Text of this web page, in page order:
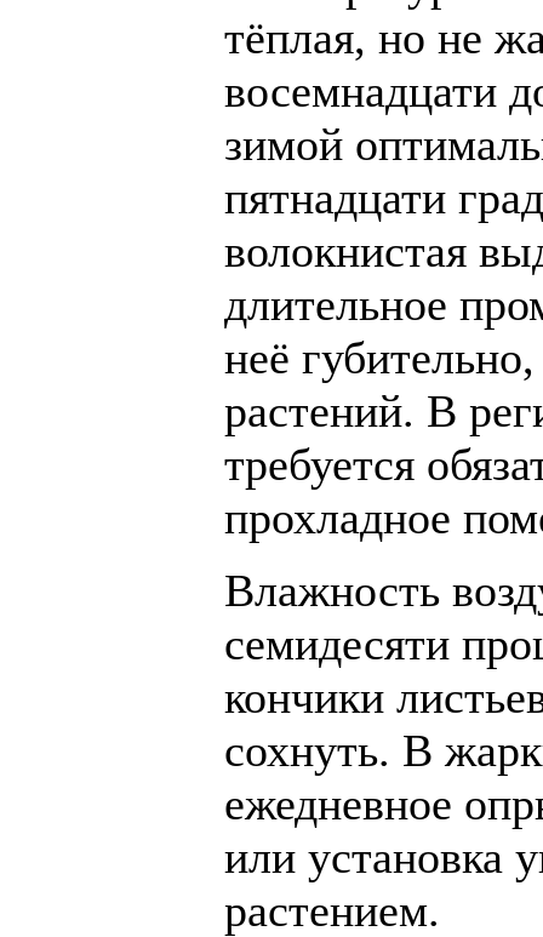
тёплая, но не
восемнадцати
зимой
пятнадцати
волокнистая
длительное
неё
растений. В
требуется
прохладное
Влажность
семидесяти
кончики
сохнуть. В
ежедневное
или установка
растением.